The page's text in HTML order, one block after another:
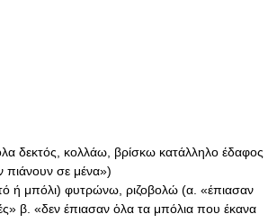
δεκτός, κολλάω, βρίσκω κατάλληλο έδαφος
πιάνουν σε μένα»)
ή μπόλι) φυτρώνω, ριζοβολώ (α. «έπιασαν
β. «δεν έπιασαν ὁλα τα μπόλια που έκανα